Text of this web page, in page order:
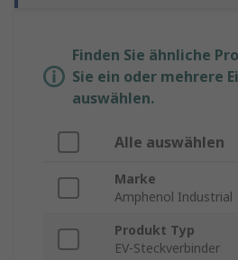
Finden Sie ähnliche
Sie ein oder mehrere
auswählen.
Alle auswählen
Marke
Amphenol Industrial
Produkt Typ
EV-Steckverbinder